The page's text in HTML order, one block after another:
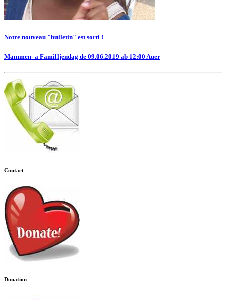
Notre nouveau "bulletin" est sorti !
Mammen- a Familljendag de 09.06.2019 ab 12:00 Auer
Contact
Donation